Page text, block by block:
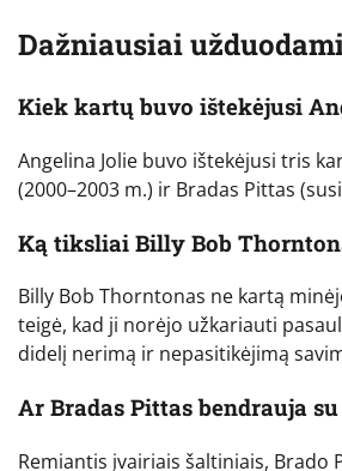
Dažniausiai
Kiek kartų buvo ištekėjusi
Angelina Jolie buvo ištekėjusi tris
(2000–2003 m.) ir Bradas Pittas
Ką tiksliai Billy Bob
Billy Bob Thorntonas ne kartą
teigė, kad ji norėjo užkariauti
didelį nerimą ir nepasitikėjimą
Ar Bradas Pittas bendrauja
Remiantis įvairiais šaltiniais,